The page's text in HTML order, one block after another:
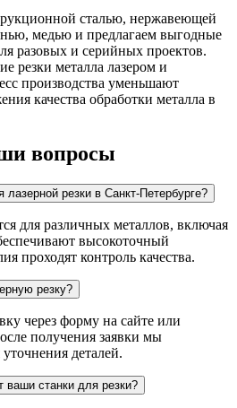
сталью, нержавеющей
медью и предлагаем выгодные
разовых и серийных проектов.
резки металла лазером и
производства уменьшают
качества обработки металла в
вопросы
резки в Санкт-Петербурге?
для различных металлов, включая
высокоточный
проходят контроль качества.
резку?
через форму на сайте или
получения заявки мы
деталей.
станки для резки?